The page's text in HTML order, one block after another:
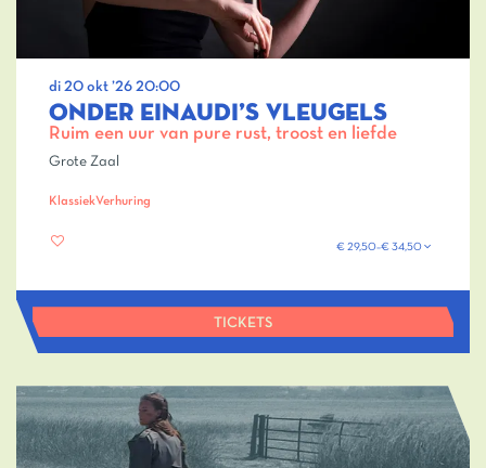
ONDER EINAUDI’S VLEUGELS
Ruim een uur van pure rust, troost en liefde
di 20 okt ’26 20:00
Grote Zaal
KlassiekVerhuring
€ 29,50–€ 34,50
TICKETS